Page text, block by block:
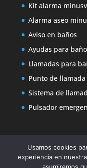
Kit alarma
Alarma aseo
Aviso en baños
Ayudas para
Llamadas para
Punto de
Sistema de
Pulsador
Usamos cookies
experiencia en